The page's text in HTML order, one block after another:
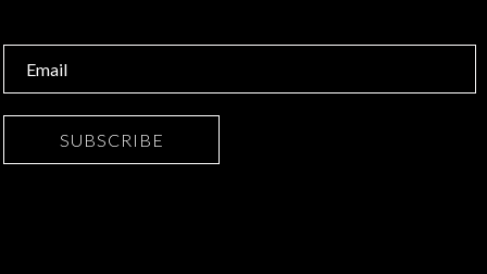
SUBSCRIBE